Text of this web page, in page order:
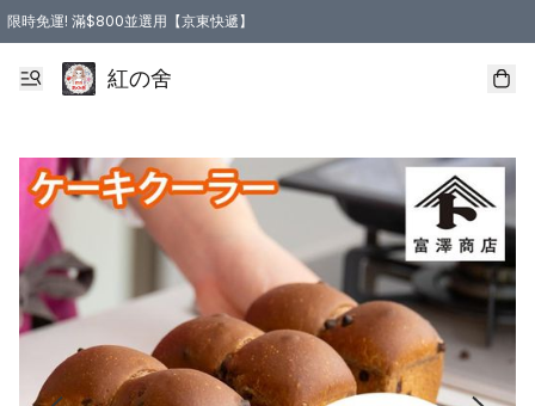
限時免運! 滿$800並選用【京東快遞】
紅の舍